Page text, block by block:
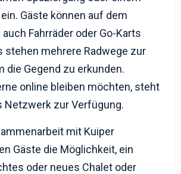
Gäste können auf dem
Fahrräder oder Go-Karts
stehen mehrere Radwege zur
die Gegend zu erkunden.
online bleiben möchten, steht
Netzwerk zur Verfügung.
mit Kuiper
Gäste die Möglichkeit, ein
oder neues Chalet oder